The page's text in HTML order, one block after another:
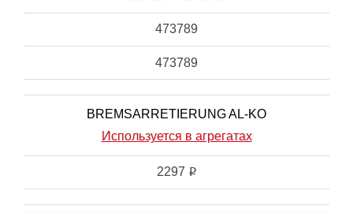
473789
473789
BREMSARRETIERUNG AL-KO
Используется в агрегатах
2297 i